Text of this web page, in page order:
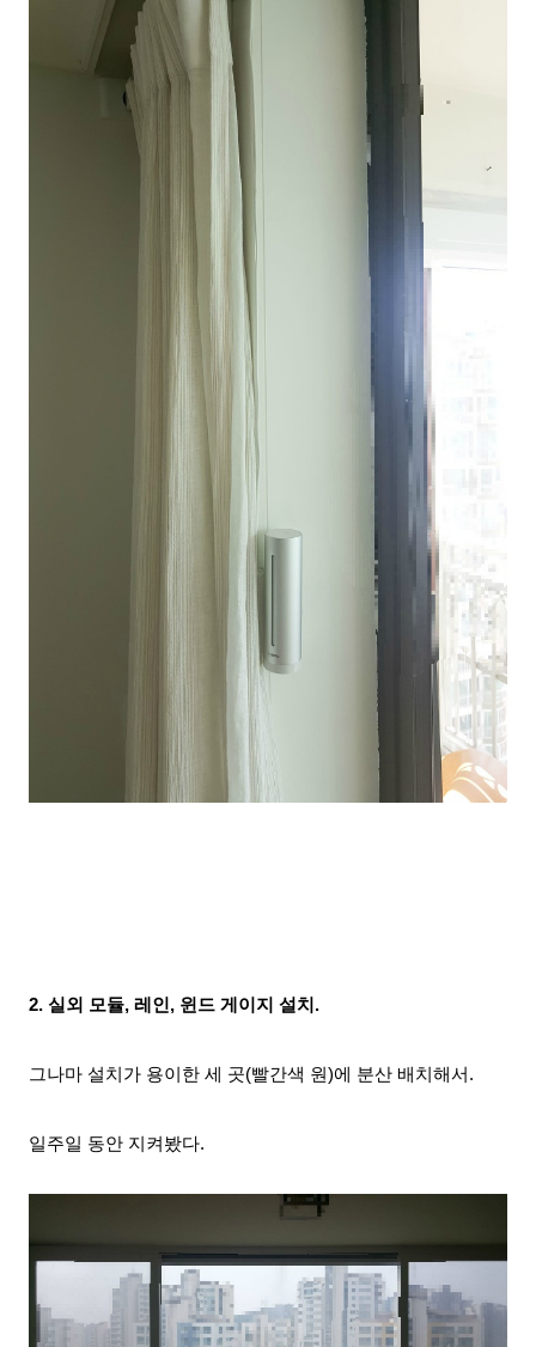
2. 실외 모듈, 레인, 윈드 게이지 설치.
그나마 설치가 용이한 세 곳(빨간색 원)에 분산 배치해서.
일주일 동안 지켜봤다.